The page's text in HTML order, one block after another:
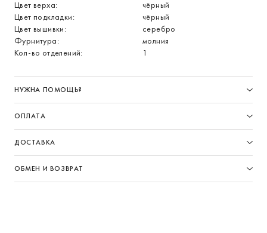
Цвет верха:
чёрный
Цвет подкладки:
чёрный
Цвет вышивки:
серебро
Фурнитура:
молния
Кол-во отделений:
1
НУЖНА ПОМОЩЬ?
ОПЛАТА
ДОСТАВКА
ОБМЕН И ВОЗВРАТ